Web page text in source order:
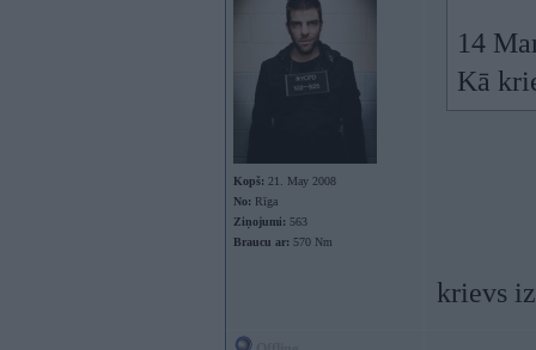
Kopš: 21. May 2008
No: Rīga
Ziņojumi: 563
Braucu ar: 570 Nm
14
Kā
krievs